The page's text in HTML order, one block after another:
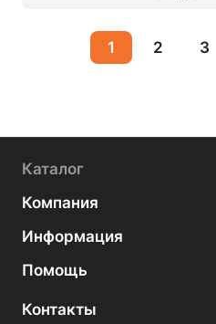
1 2 3
Каталог
Компания
Информация
Помощь
Контакты